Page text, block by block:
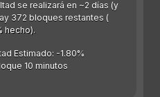
se realizará en ~2 días (y
372 bloques restantes (
hecho).
Estimado: -1.80%
10 minutos